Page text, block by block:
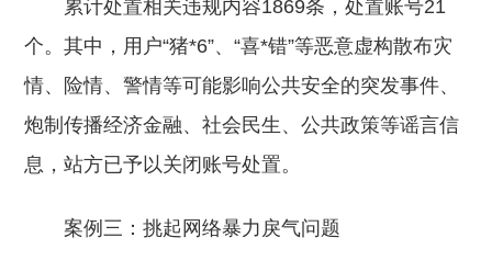
累计处置相关违规内容1869条，处置账号21
个。其中，用户“猪*6”、“喜*错”等恶意虚构散布灾
情、险情、警情等可能影响公共安全的突发事件、
炮制传播经济金融、社会民生、公共政策等谣言信
息，站方已予以关闭账号处置。
案例三：挑起网络暴力戾气问题